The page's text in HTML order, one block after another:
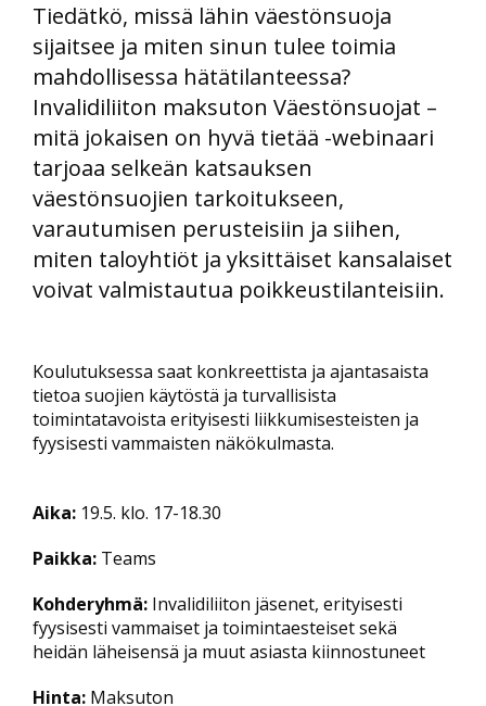
Tiedätkö, missä lähin väestönsuoja
sijaitsee ja miten sinun tulee toimia
mahdollisessa hätätilanteessa?
Invalidiliiton maksuton Väestönsuojat –
mitä jokaisen on hyvä tietää -webinaari
tarjoaa selkeän katsauksen
väestönsuojien tarkoitukseen,
varautumisen perusteisiin ja siihen,
miten taloyhtiöt ja yksittäiset kansalaiset
voivat valmistautua poikkeustilanteisiin.
Koulutuksessa saat konkreettista ja ajantasaista
tietoa suojien käytöstä ja turvallisista
toimintatavoista erityisesti liikkumisesteisten ja
fyysisesti vammaisten näkökulmasta.
Aika: 19.5. klo. 17-18.30
Paikka: Teams
Kohderyhmä: Invalidiliiton jäsenet, erityisesti
fyysisesti vammaiset ja toimintaesteiset sekä
heidän läheisensä ja muut asiasta kiinnostuneet
Hinta: Maksuton